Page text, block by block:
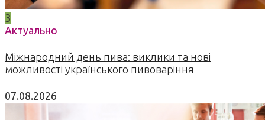
3
Актуально
Міжнародний день пива: виклики та нові
можливості українського пивоваріння
07.08.2026